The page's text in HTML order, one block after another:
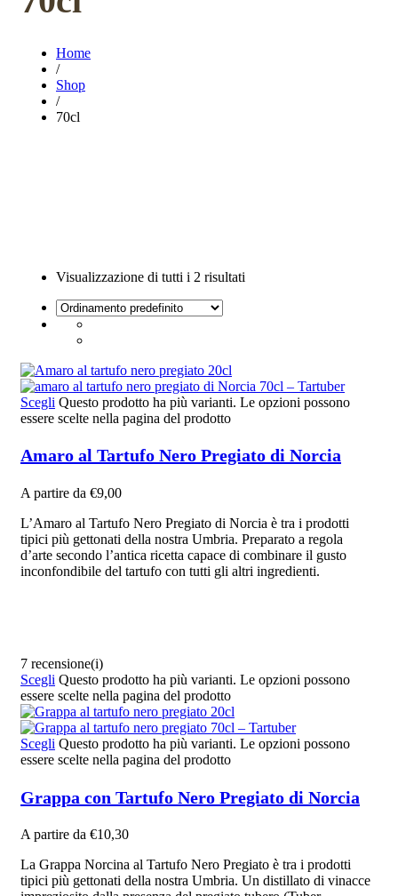
Home
/
Shop
/
70cl
Visualizzazione di tutti i 2 risultati
Scegli Questo prodotto ha più varianti. Le opzioni possono
essere scelte nella pagina del prodotto
Amaro al Tartufo Nero Pregiato di Norcia
A partire da €9,00
L’Amaro al Tartufo Nero Pregiato di Norcia è tra i prodotti
tipici più gettonati della nostra Umbria. Preparato a regola
d’arte secondo l’antica ricetta capace di combinare il gusto
inconfondibile del tartufo con tutti gli altri ingredienti.
7 recensione(i)
Scegli Questo prodotto ha più varianti. Le opzioni possono
essere scelte nella pagina del prodotto
Scegli Questo prodotto ha più varianti. Le opzioni possono
essere scelte nella pagina del prodotto
Grappa con Tartufo Nero Pregiato di Norcia
A partire da €10,30
La Grappa Norcina al Tartufo Nero Pregiato è tra i prodotti
tipici più gettonati della nostra Umbria. Un distillato di vinacce